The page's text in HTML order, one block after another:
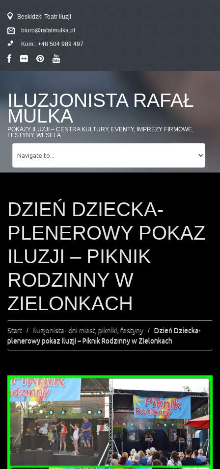
Beskidzki Teatr Iluzji
biuro@rafalmulka.pl
Kom.: +48 504 989 497
ILUZJONISTA RAFAŁ
MULKA
POKAZY ILUZJI – CENTRA KULTURY, EVENTY, IMPREZY FIRMOWE,
FESTYNY, WESELA
DZIEŃ DZIECKA-
PLENEROWY POKAZ
ILUZJI – PIKNIK
RODZINNY W
ZIELONKACH
Start Iluzjonista- dni miast, pikniki, festyny
Dzień Dziecka-
plenerowy pokaz iluzji – Piknik Rodzinny w Zielonkach